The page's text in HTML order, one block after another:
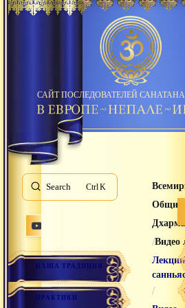
САЙТ ПОСЛЕДОВАТЕЛЕЙ
Search K
НАША ТРАДИЦИЯ
ПРАКТИКИ
/Видео
Лекции
/